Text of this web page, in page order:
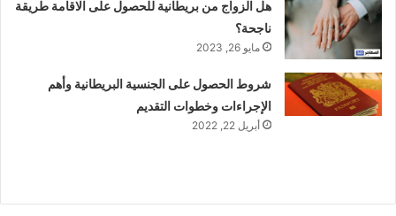
هل الزواج من بريطانية للحصول على الاقامة طريقة
ناجحة؟
مايو 26, 2023
شروط الحصول على الجنسية البريطانية وأهم
الإجراءات وخطوات التقديم
أبريل 22, 2022